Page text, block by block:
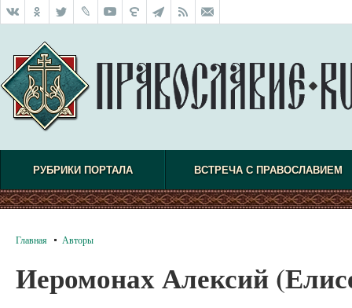
РУБРИКИ ПОРТАЛА ВСТРЕЧА С ПРАВОСЛАВИЕМ
Главная Авторы
Иеромонах Алексий